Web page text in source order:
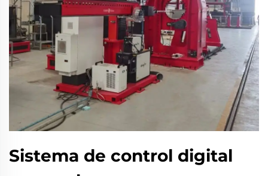
Sistema de control digital